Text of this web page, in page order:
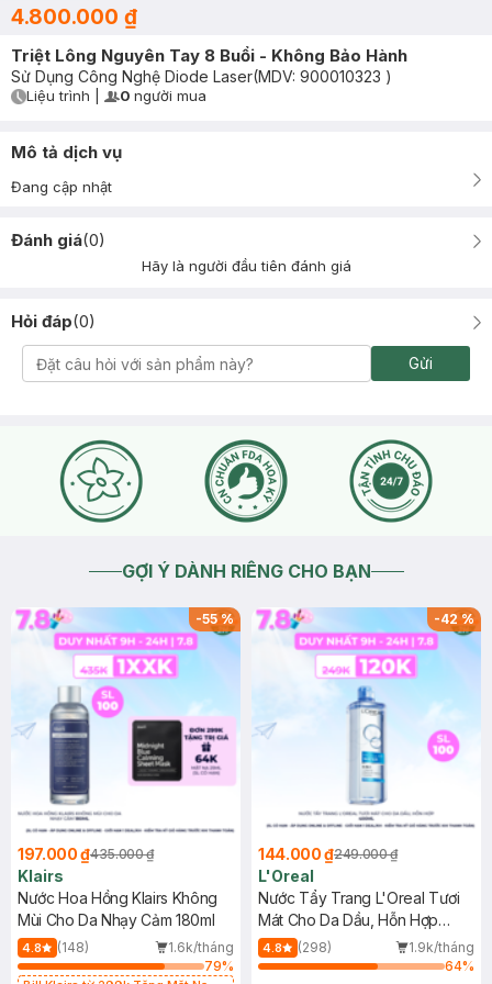
4.800.000 ₫
Triệt Lông Nguyên Tay 8 Buổi - Không Bảo Hành
Sử Dụng Công Nghệ Diode Laser(MDV: 900010323 )
Timer Gray Icon
Liệu trình User Product Icon
0 người mua
Mô tả dịch vụ
Đang cập nhật
Đánh giá(0)
Hãy là người đầu tiên đánh giá
Hỏi đáp(0)
Gửi
GỢI Ý DÀNH RIÊNG CHO BẠN
-55%
197.000 ₫435.000 ₫
Klairs
Nước Hoa Hồng Klairs Không
Mùi Cho Da Nhạy Cảm 180ml
4.8 (148)
1.6k/tháng
79%
-42%
144.000 ₫249.000 ₫
L'Oreal
Nước Tẩy Trang L'Oreal Tươi
Mát Cho Da Dầu, Hỗn Hợp
400ml
4.8 (298)
1.9k/tháng
64%